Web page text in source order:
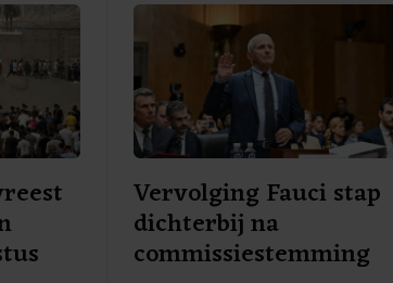
Vervolging Fauci stap
dichterbij na
commissiestemming